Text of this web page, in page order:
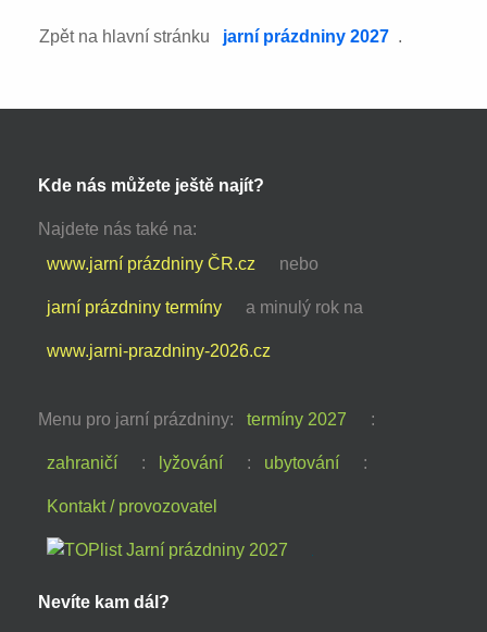
Zpět na hlavní stránku jarní prázdniny 2027 .
Kde nás můžete ještě najít?
Najdete nás také na:
www.jarní prázdniny ČR.cz
nebo
jarní prázdniny termíny a minulý rok na
www.jarni-prazdniny-2026.cz
Menu pro jarní prázdniny: termíny 2027 :
zahraničí : lyžování : ubytování :
Kontakt / provozovatel
Nevíte kam dál?